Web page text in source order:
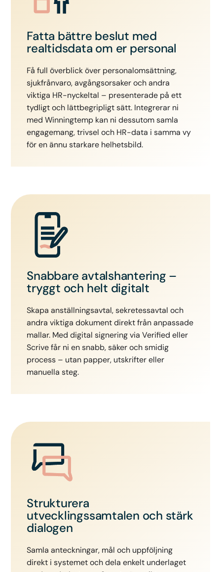
Fatta bättre beslut med
realtidsdata om er personal
Få full överblick över personalomsättning,
sjukfrånvaro, avgångsorsaker och andra
viktiga HR-nyckeltal – presenterade på ett
tydligt och lättbegripligt sätt. Integrerar ni
med Winningtemp kan ni dessutom samla
engagemang, trivsel och HR-data i samma vy
för en ännu starkare helhetsbild.
Snabbare avtalshantering –
tryggt och helt digitalt
Skapa anställningsavtal, sekretessavtal och
andra viktiga dokument direkt från anpassade
mallar. Med digital signering via Verified eller
Scrive får ni en snabb, säker och smidig
process – utan papper, utskrifter eller
manuella steg.
Strukturera
utvecklingssamtalen och stärk
dialogen
Samla anteckningar, mål och uppföljning
direkt i systemet och dela enkelt underlaget